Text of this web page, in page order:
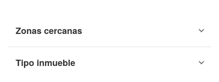
Zonas cercanas
Tipo inmueble